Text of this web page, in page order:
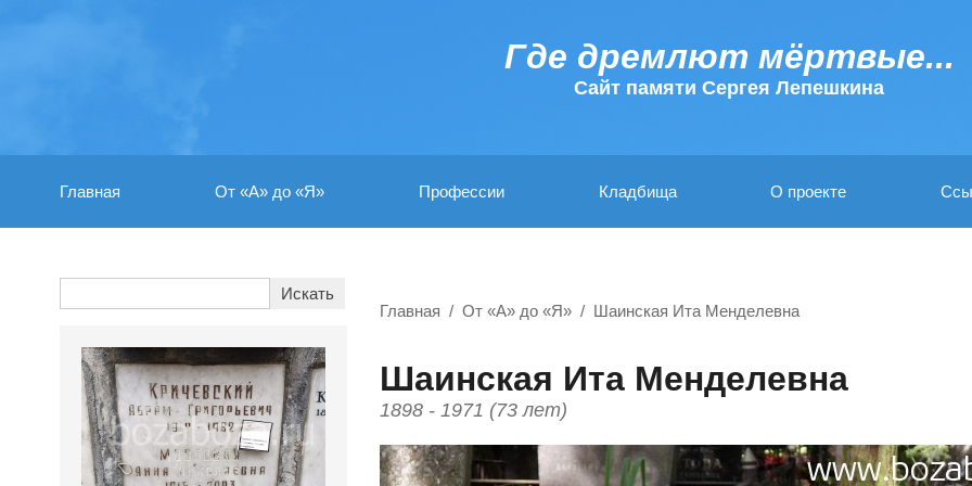
Где дремлют мёртвые...
Cайт памяти Сергея Лепешкина
Главная От «А» до «Я» Профессии Кладбища О проекте
Главная От «А» до «Я» Шаинская Ита Менделевна
Шаинская Ита Менделевна
1898 - 1971 (73 лет)